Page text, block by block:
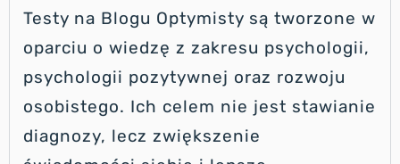
Testy na Blogu Optymisty są tworzone w
oparciu o wiedzę z zakresu psychologii,
psychologii pozytywnej oraz rozwoju
osobistego. Ich celem nie jest stawianie
diagnozy, lecz zwiększenie